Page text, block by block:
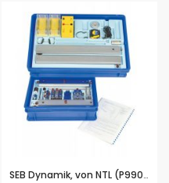
SEB Dynamik, von NTL (P9902-4J)